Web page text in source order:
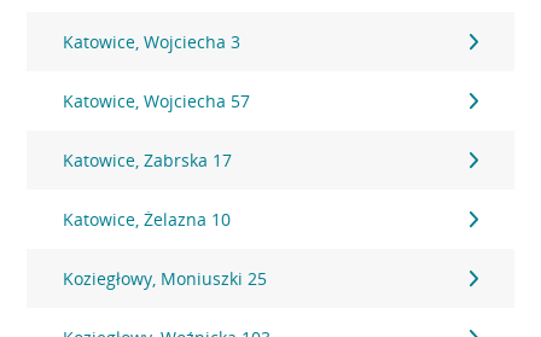
Katowice, Wojciecha 3
Katowice, Wojciecha 57
Katowice, Zabrska 17
Katowice, Żelazna 10
Koziegłowy, Moniuszki 25